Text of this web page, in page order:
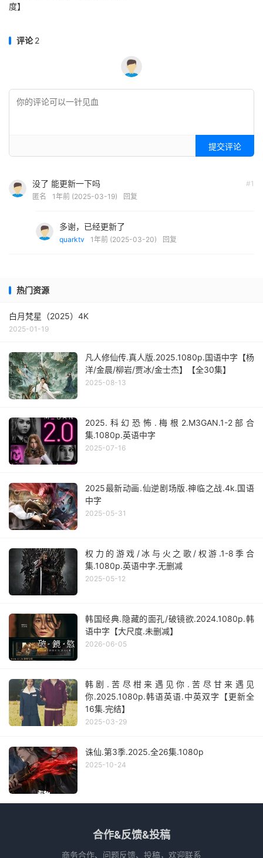
度】
评论2
提交评论
#1
没了 能更新一下吗
匿名 1年前 (2025-03-19) 回复
多谢，已经更新了
quarktv 1年前 (2025-03-20) 回复
热门资源
白月梵星（2025）4K
2025-01-19
凡人修仙传.真人版.2025.1080p.国语中字【杨
洋/金晨/柳岩/贾冰/金士杰】【全30集】
2025-08-13
2025.科幻恐怖.梅根2.M3GAN.1-2部合
集.1080p.英语中字
2025-07-16
2025最新动画.仙逆剧场版.神临之战.4k.国语
中字
2025-05-31
权力的游戏/冰与火之歌/权游.1-8季合
集.1080p.英语中字.无删减
2025-05-12
韩国经典.隐藏的面孔/破镜欲.2024.1080p.韩
语中字【大尺度.未删减】
2026-06-05
韩剧.苦尽柑来遇见你.苦尽甘来遇见
你.2025.1080p.韩语英语.中英双字【更新全
16集.完结】
2025-03-29
诛仙.第3季.2025.全26集.1080p
2025-10-24
合作&反馈&投稿
商务合作、问题反馈、投稿，欢迎联系